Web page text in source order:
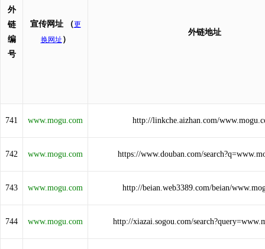
外
链
编
号
宣传网址 （更
换网址 ）
外链地址
741 www.mogu.com http://linkche.aizhan.com/
742 www.mogu.com https://www.douban.com/
743 www.mogu.com http://beian.web3389.com/beian/
744 www.mogu.com http://xiazai.sogou.com/